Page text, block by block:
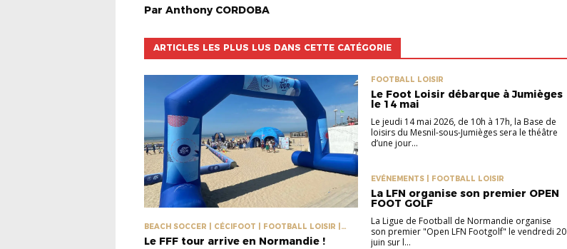
Par Anthony CORDOBA
ARTICLES LES PLUS LUS DANS CETTE CATÉGORIE
BEACH SOCCER | CÉCIFOOT | FOOTBALL LOISIR |
Le FFF tour arrive en Normandie !
FOOTBALL LOISIR
Le Foot Loisir débarque à Jumièges
le 14 mai
Le jeudi 14 mai 2026, de 10h à 17h, la Base de
loisirs du Mesnil-sous-Jumièges sera le théâtre
d’une jour...
EVÉNEMENTS | FOOTBALL LOISIR
La LFN organise son premier OPEN
FOOT GOLF
La Ligue de Football de Normandie organise
son premier "Open LFN Footgolf" le vendredi 20
juin sur l...